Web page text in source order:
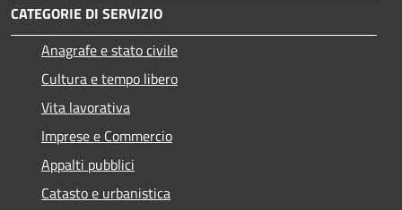
CATEGORIE DI SERVIZIO
Anagrafe e stato civile
Cultura e tempo libero
Vita lavorativa
Imprese e Commercio
Appalti pubblici
Catasto e urbanistica